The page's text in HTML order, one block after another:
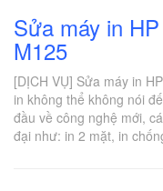
Sửa máy in
M125
[DỊCH VỤ] Sửa máy in
in không thể không nói
đầu về công nghệ mới,
đại như: in 2 mặt, in